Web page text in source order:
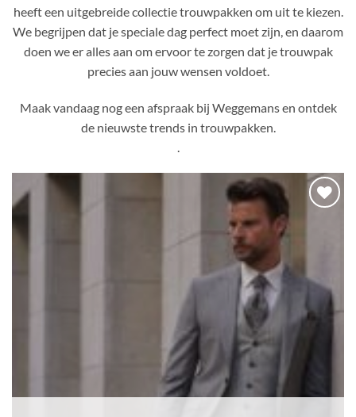
heeft een uitgebreide collectie trouwpakken om uit te kiezen.
We begrijpen dat je speciale dag perfect moet zijn, en daarom
doen we er alles aan om ervoor te zorgen dat je trouwpak
precies aan jouw wensen voldoet.
Maak vandaag nog een afspraak bij Weggemans en ontdek
de nieuwste trends in trouwpakken.